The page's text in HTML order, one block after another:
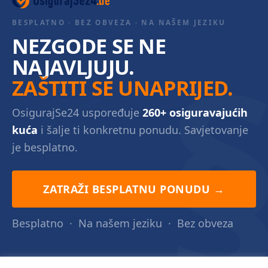
BESPLATNO · BEZ OBVEZA · NA NAŠEM JEZIKU
NEZGODE SE NE
NAJAVLJUJU.
ZAŠTITI SE UNAPRIJED.
OsigurajSe24 uspoređuje 260+ osiguravajućih
kuća i šalje ti konkretnu ponudu. Savjetovanje
je besplatno.
ZATRAŽI BESPLATNU PONUDU →
Besplatno · Na našem jeziku · Bez obveza